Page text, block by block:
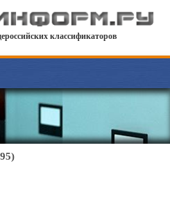
классификаторов